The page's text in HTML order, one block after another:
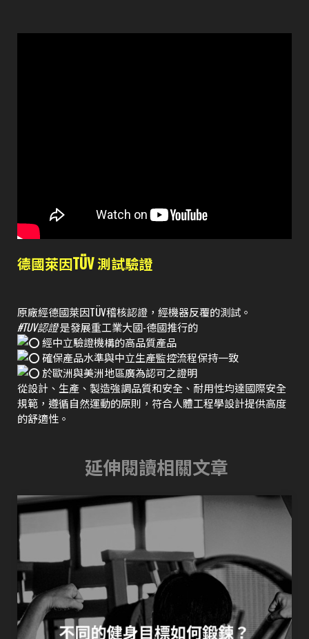
德國萊因TÜV 測試驗證
原廠經德國萊因TÜV稽核認證，經機器反覆的測試。
#TUV認證是發展重工業大國-德國推行的
經中立驗證機構的高品質產品
確保產品水準與中立生產監控流程保持一致
於歐洲與美洲地區廣為認可之證明
從設計、生產、製造強調品質和安全、耐用性均達國際安全
規範，遵循自然運動的原則，符合人體工程學設計提供高度
的舒適性。
延伸閱讀相關文章